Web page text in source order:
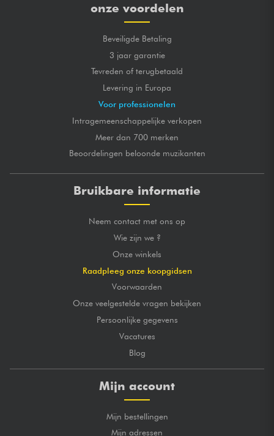
onze voordelen
Beveiligde Betaling
3 jaar garantie
Tevreden of terugbetaald
Levering in Europa
Voor professionelen
Intragemeenschappelijke verkopen
Meer dan 700 merken
Beoordelingen beloonde muzikanten
Bruikbare informatie
Neem contact met ons op
Wie zijn we ?
Onze winkels
Raadpleeg onze koopgidsen
Voorwaarden
Onze veelgestelde vragen bekijken
Persoonlijke gegevens
Vacatures
Blog
Mijn account
Mijn bestellingen
Mijn adressen